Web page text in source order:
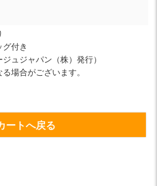
グ付き
ュジャパン（株）発行）
場合がございます。
ートへ戻る